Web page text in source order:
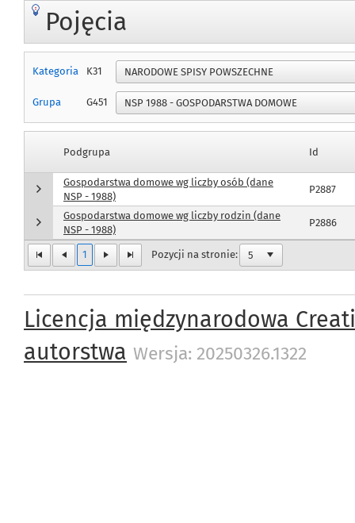
Pojęcia
Kategoria K31
Grupa G451
Podgrupa Id
1 Pozycji na stronie:
Gospodarstwa domowe wg liczby osób (dane
NSP - 1988)
P2887
Gospodarstwa domowe wg liczby rodzin (dane
NSP - 1988)
P2886
Licencja międzynarodowa
autorstwa Wersja: 20250326.1322